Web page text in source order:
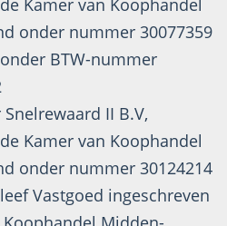
Kamer van Koophandel
onder nummer 30077359
BTW-nummer
II B.V,
Kamer van Koophandel
onder nummer 30124214
Vastgoed ingeschreven